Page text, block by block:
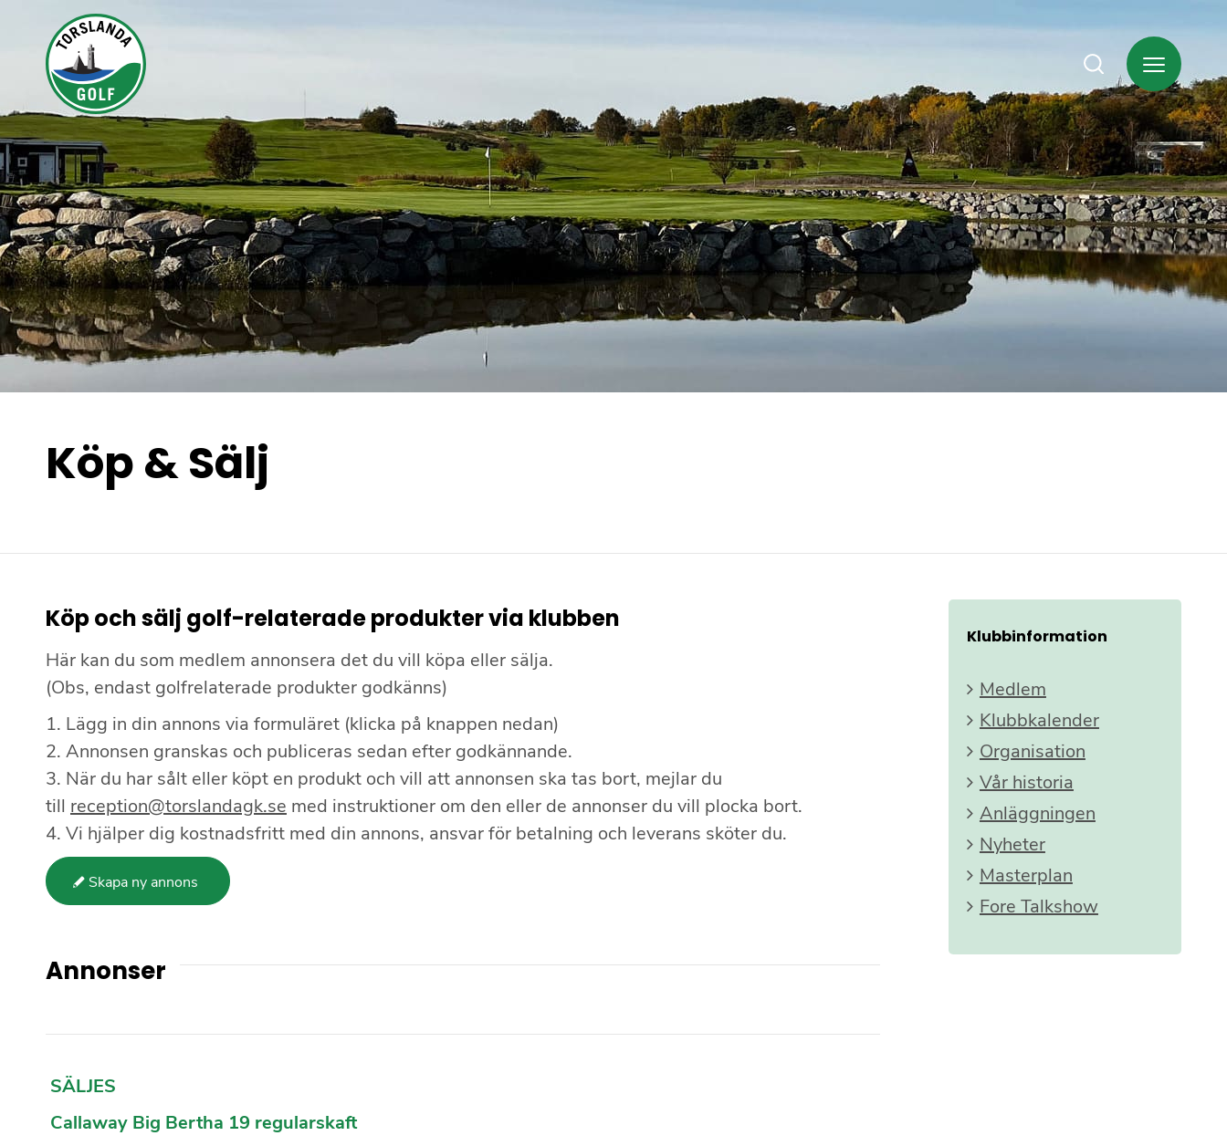
Köp&Sälj
Köp och sälj golf-relaterade produkter via klubben
Här kan du som medlem annonsera det du vill köpa eller sälja.
(Obs, endast golfrelaterade produkter godkänns)
1. Lägg in din annons via formuläret (klicka på knappen nedan)
2. Annonsen granskas och publiceras sedan efter godkännande.
3. När du har sålt eller köpt en produkt och vill att annonsen ska tas bort, mejlar du
till reception@torslandagk.se med instruktioner om den eller de annonser du vill plocka bort.
4. Vi hjälper dig kostnadsfritt med din annons, ansvar för betalning och leverans sköter du.
Skapa ny annons
Annonser
SÄLJES
Callaway Big Bertha 19 regularskaft
Klubbinformation
Medlem
Klubbkalender
Organisation
Vår historia
Anläggningen
Nyheter
Masterplan
Fore Talkshow